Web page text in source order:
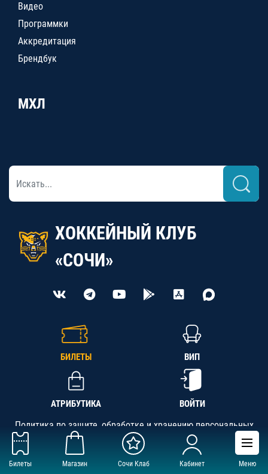
Билеты Магазин Сочи Клаб Кабинет Меню
Видео
Программки
Аккредитация
Брендбук
МХЛ
ХОККЕЙНЫЙ КЛУБ
«СОЧИ»
БИЛЕТЫ ВИП
АТРИБУТИКА ВОЙТИ
Политика по защите, обработке и хранению персональных
данных
АНО «СК «Кубань-Регион», ОГРН 1142300002349,